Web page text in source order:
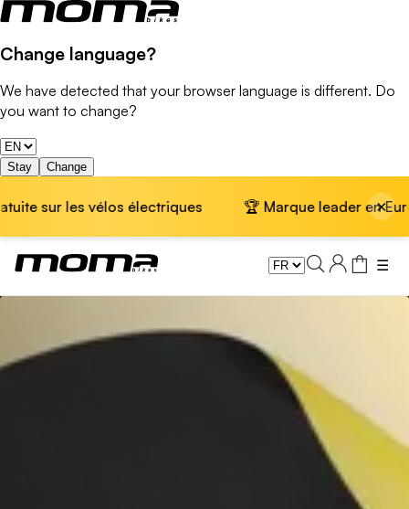
Change language?
We have detected that your browser language is different. Do
you want to change?
Stay Change
sur les vélos électriques 🏆 Marque leader en ×
☰